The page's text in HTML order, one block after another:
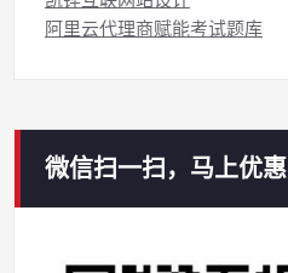
阿里云代理商赋能考试题库
微信扫一扫，马上优惠